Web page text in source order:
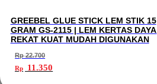
GREEBEL GLUE STICK LEM STIK 15
GRAM GS-2115 | LEM KERTAS DAYA
REKAT KUAT MUDAH DIGUNAKAN
Rp22.700
Harga
aslinya
Rp 11.350saat